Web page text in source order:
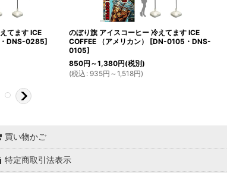
てます ICE
DNS-0285]
のぼり旗 アイスコーヒー 冷えてます ICE
COFFEE （アメリカン）
[DN-0105・DNS-
0105]
850円 ～1,380円(税別)
(税込 : 935円 ～1,518円)
買い物かご
特定商取引法表示